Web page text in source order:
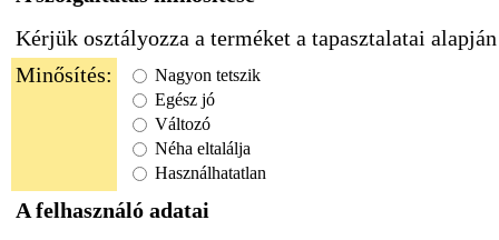
Kérjük osztályozza a terméket a tapasztalatai
Minősítés:
Nagyon tetszik
Egész jó
Változó
Néha eltalálja
Használhatatlan
A felhasználó adatai